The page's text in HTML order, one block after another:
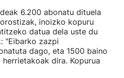
6.200 abonatu dituela
inoizko kopuru
datua dela uste du
"Eibarko zazpi
dago, eta 1500 baino
dira. Kopurua